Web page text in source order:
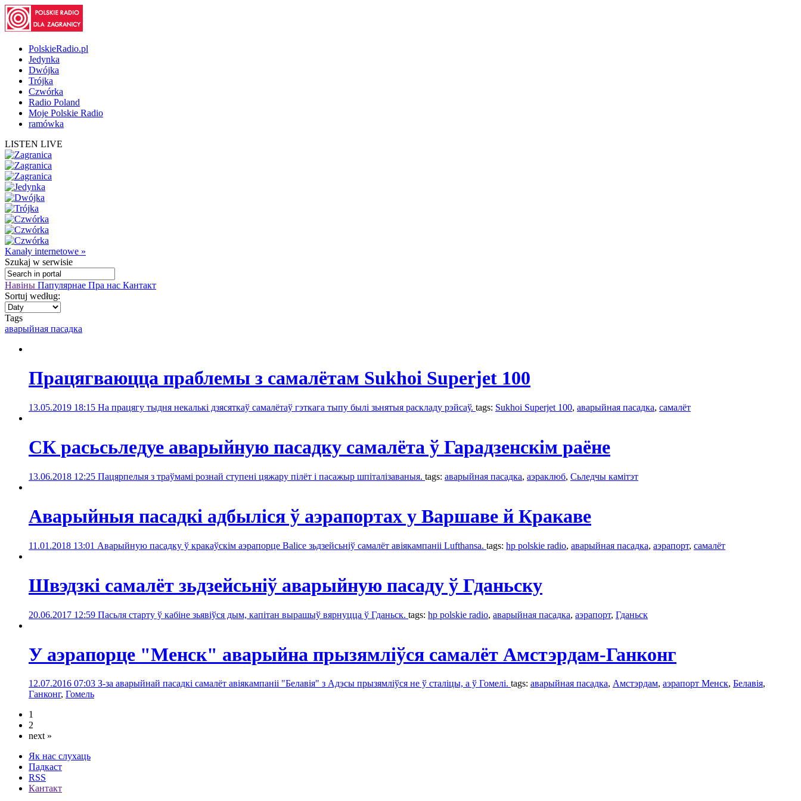
PolskieRadio.pl
Jedynka
Dwójka
Trójka
Czwórka
Radio Poland
Moje Polskie Radio
ramówka
LISTEN LIVE
Kanały internetowe »
Szukaj w serwisie
Навіны Папулярнае Пра нас Кантакт
Sortuj według:
Tags
аварыйная пасадка
Працягваюцца праблемы з самалётам Sukhoi Superjet 100
13.05.2019 18:15 На працягу тыдня некалькі дзясяткаў самалётаў гэткага тыпу былі зьнятыя раскладу рэйсаў. tags: Sukhoi Superjet 100, аварыйная пасадка, самалёт
СК расьсьледуе аварыйную пасадку самалёта ў Гарадзенскім раёне
13.06.2018 12:25 Пацярпелыя з траўмамі рознай ступені цяжару пілёт і пасажыр шпіталізаваныя. tags: аварыйная пасадка, аэраклюб, Сьледчы камітэт
Аварыйныя пасадкі адбыліся ў аэрапортах у Варшаве й Кракаве
11.01.2018 13:01 Аварыйную пасадку ў кракаўскім аэрапорце Balice зьдзейсьніў самалёт авіякампаніі Lufthansa. tags: hp polskie radio, аварыйная пасадка, аэрапорт, самалёт
Швэдзкі самалёт зьдзейсьніў аварыйную пасаду ў Гданьску
20.06.2017 12:59 Пасьля старту ў кабіне зьявіўся дым, капітан вырашыў вярнуцца ў Гданьск. tags: hp polskie radio, аварыйная пасадка, аэрапорт, Гданьск
У аэрапорце "Менск" аварыйна прызямліўся самалёт Амстэрдам-Ганконг
12.07.2016 07:03 З-за аварыйнай пасадкі самалёт авіякампаніі "Белавія" з Адэсы прызямліўся не ў сталіцы, а ў Гомелі. tags: аварыйная пасадка, Амстэрдам, аэрапорт Менск, Белавія,
Ганконг, Гомель
1
2
next »
Як нас слухаць
Падкаст
RSS
Кантакт